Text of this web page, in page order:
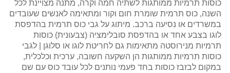
כוסות תרמיות ממותגות לשתיה חמה וקרה, מתנה מצויינת לכל
השנה, כוס תרמית שומרת חום וקור ומתאימה לאנשים שעובדים
במשרדים או נסיעה ברכב. מיתוג על גבי כוס תרמית בהדפסת
לוגו בצבע אחד או בהדפסת סובלימציה (צבעונית) כוסות
תרמיות מנירוסטה מתאימות גם לחריטת לוגו או סלוגן | לגבי
כוסות תרמיות ממותגות הן השקעה חשובה, ערכית וכלכלית,
במקום לבזבז כוסות בחד פעמי נותנים לכל עובד כוס עם שם